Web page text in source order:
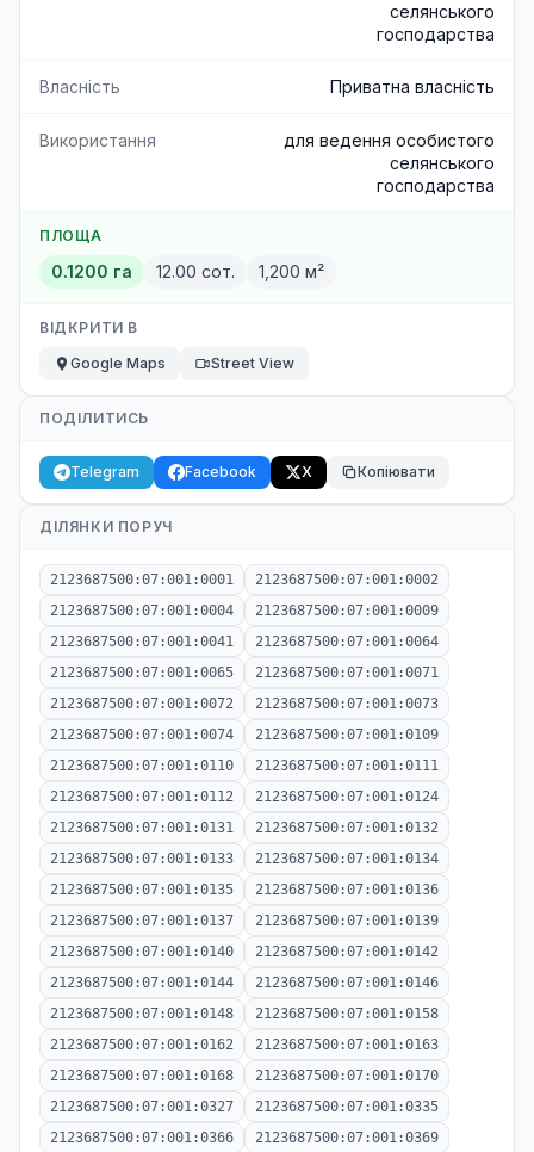
селянського
господарства
Власність Приватна власність
Використання
для ведення особистого
селянського
господарства
ПЛОЩА
0.1200 га 12.00 сот. 1,200 м²
ВІДКРИТИ В
Google Maps
Street View
ПОДІЛИТИСЬ
Telegram Facebook X Копіювати
ДІЛЯНКИ ПОРУЧ
2123687500:07:001:0001
2123687500:07:001:0002
2123687500:07:001:0004
2123687500:07:001:0009
2123687500:07:001:0041
2123687500:07:001:0064
2123687500:07:001:0065
2123687500:07:001:0071
2123687500:07:001:0072
2123687500:07:001:0073
2123687500:07:001:0074
2123687500:07:001:0109
2123687500:07:001:0110
2123687500:07:001:0111
2123687500:07:001:0112
2123687500:07:001:0124
2123687500:07:001:0131
2123687500:07:001:0132
2123687500:07:001:0133
2123687500:07:001:0134
2123687500:07:001:0135
2123687500:07:001:0136
2123687500:07:001:0137
2123687500:07:001:0139
2123687500:07:001:0140
2123687500:07:001:0142
2123687500:07:001:0144
2123687500:07:001:0146
2123687500:07:001:0148
2123687500:07:001:0158
2123687500:07:001:0162
2123687500:07:001:0163
2123687500:07:001:0168
2123687500:07:001:0170
2123687500:07:001:0327
2123687500:07:001:0335
2123687500:07:001:0366
2123687500:07:001:0369